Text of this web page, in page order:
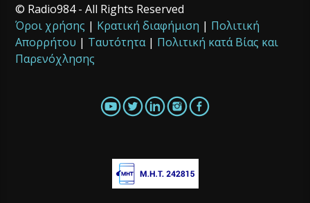
© Radio984 - All Rights Reserved
Όροι χρήσης | Κρατική διαφήμιση | Πολιτική
Απορρήτου | Ταυτότητα| Πολιτική κατά Βίας και
Παρενόχλησης